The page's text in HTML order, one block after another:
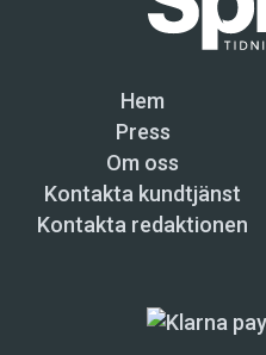
är Allahs eget språk,
egentligen omöjlig att
Hazm argumenterar
från en teologisk
”Allah säger: ’Vi har
som inte talade
fram [sitt budskap] för
Hem
Press
Om oss
Kontakta kundtjänst
Kontakta redaktionen